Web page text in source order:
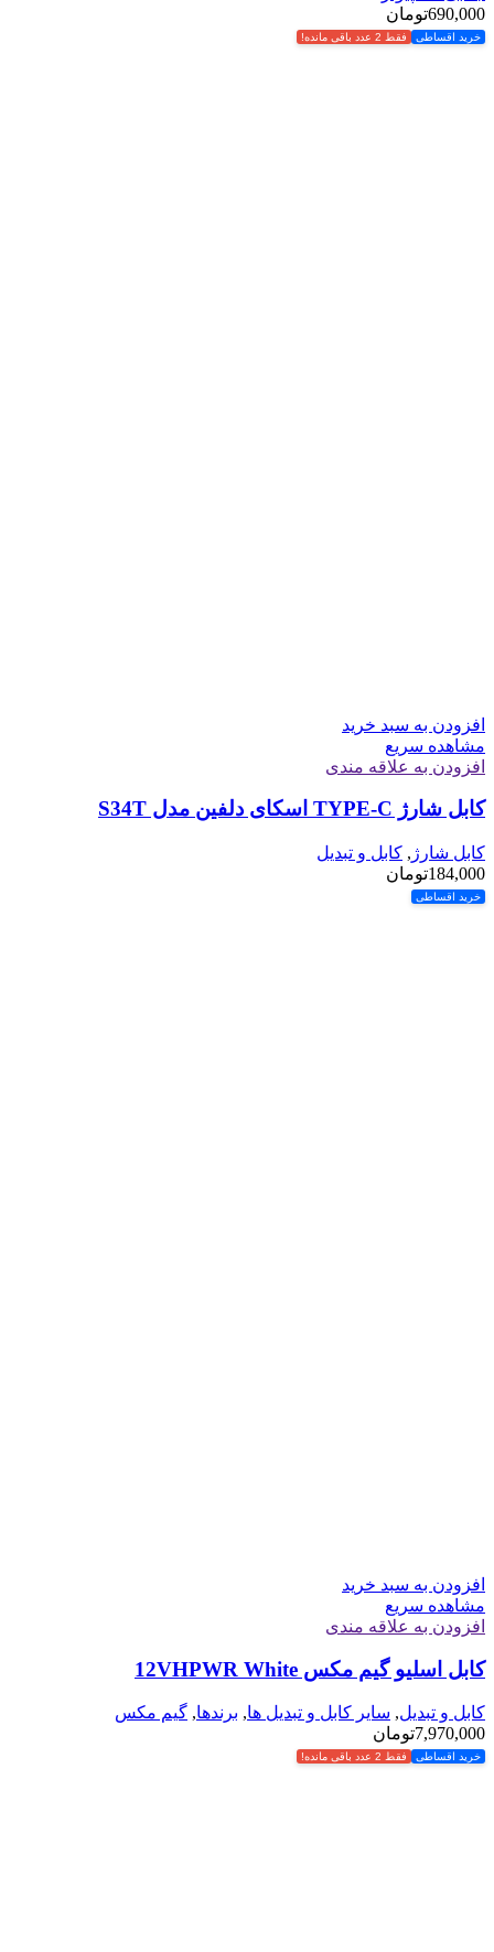
690,000تومان
خرید اقساطی فقط 2 عدد باقی مانده!
افزودن به سبد خرید
مشاهده سریع
افزودن به علاقه مندی
کابل شارژ TYPE-C اسکای دلفین مدل S34T
کابل شارژ , کابل و تبدیل
184,000تومان
خرید اقساطی
افزودن به سبد خرید
مشاهده سریع
افزودن به علاقه مندی
کابل اسلیو گیم مکس 12VHPWR White
کابل و تبدیل, سایر کابل و تبدیل ها, برندها, گیم مکس
7,970,000تومان
خرید اقساطی فقط 2 عدد باقی مانده!